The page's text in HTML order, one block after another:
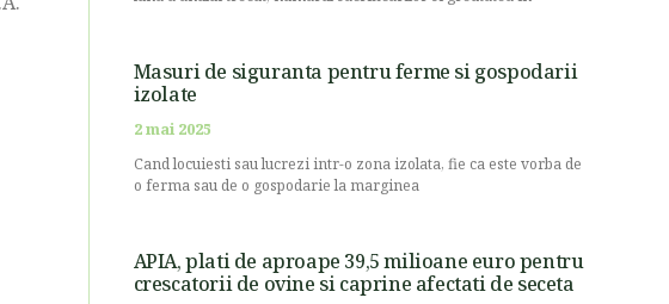
Masuri de siguranta pentru ferme si gospodarii
izolate
2 mai 2025
Cand locuiesti sau lucrezi intr-o zona izolata, fie ca este vorba de
o ferma sau de o gospodarie la marginea
APIA, plati de aproape 39,5 milioane euro pentru
crescatorii de ovine si caprine afectati de seceta